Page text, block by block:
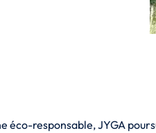
éco-responsable, JYGA